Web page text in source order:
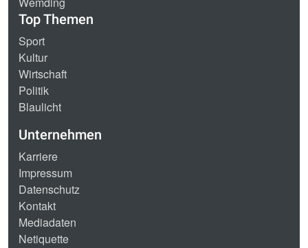
Top Themen
Sport
Kultur
Wirtschaft
Politik
Blaulicht
Unternehmen
Karriere
Impressum
Datenschutz
Kontakt
Mediadaten
Netiquette